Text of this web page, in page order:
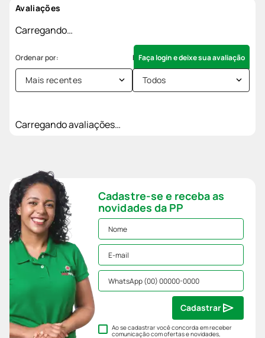
Avaliações
Carregando…
Faça login e deixe sua avaliação
Mais recentes Todos
Carregando avaliações…
Cadastre-se e receba as
novidades da PP
Ao se cadastrar você concorda em receber
comunicação com ofertas e novidades,
Cadastrar